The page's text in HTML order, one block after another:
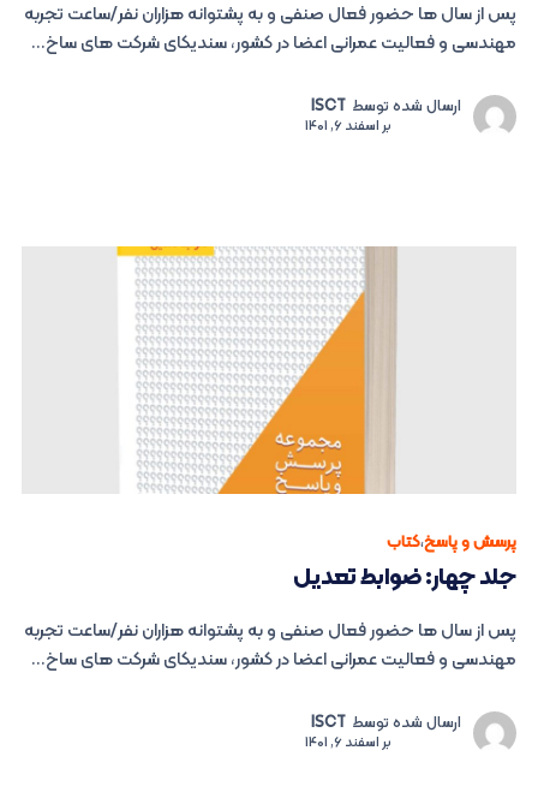
پس از سال ها حضور فعال صنفی و به پشتوانه هزاران نفر/ساعت تجربه
مهندسی و فعالیت عمرانی اعضا در کشور، سندیکای شرکت های ساخ...
ارسال شده توسط ISCT
براسفند 6, 1401
پرسش و پاسخ،کتاب
جلد چهار: ضوابط تعدیل
پس از سال ها حضور فعال صنفی و به پشتوانه هزاران نفر/ساعت تجربه
مهندسی و فعالیت عمرانی اعضا در کشور، سندیکای شرکت های ساخ...
ارسال شده توسط ISCT
براسفند 6, 1401